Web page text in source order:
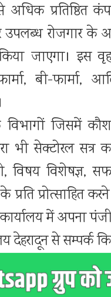
प्रतिष्ठित
उपलब्ध रोजगार
जाएगा। इस
बी-फार्मा,
विभागों जिसमें
भी सेक्टोरल
विषय विशेषज्ञ,
प्रोत्साहित
कार्यालय में अपना
देहरादून से सम्पर्क